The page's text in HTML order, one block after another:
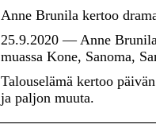
Anne Brunila kertoo
25.9.2020 — Anne Brunila
muassa Kone, Sanoma,
Talouselämä kertoo
ja paljon muuta.